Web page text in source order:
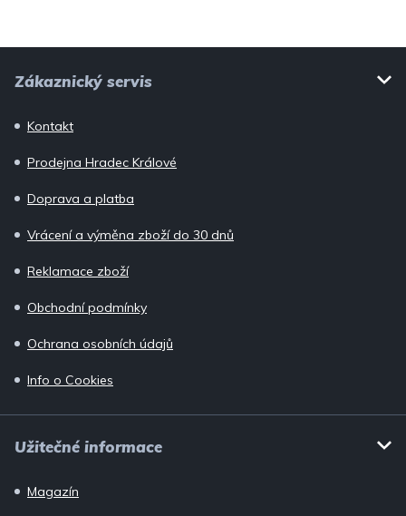
Zákaznický servis
Kontakt
Prodejna Hradec Králové
Doprava a platba
Vrácení a výměna zboží do 30 dnů
Reklamace zboží
Obchodní podmínky
Ochrana osobních údajů
Info o Cookies
Užitečné informace
Magazín